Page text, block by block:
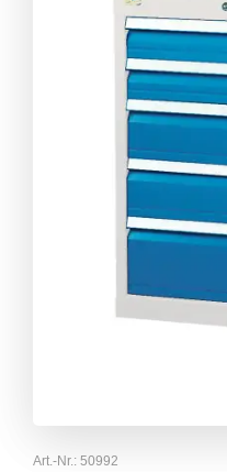
Art.-Nr.: 50992